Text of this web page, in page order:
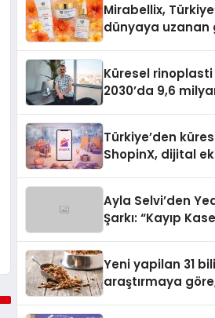
Mirabellix,
dünyaya uzanan
Küresel rinoplasti
2030’da 9,6
Türkiye’den
ShopinX, dijital
Ayla Selvi’den
Şarkı: “Kayıp
Yeni yapilan 31
araştırmaya